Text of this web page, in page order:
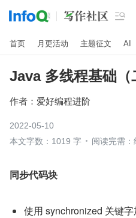

首页 月更活动 主题征文 AI
Java 多线程基础（
作者： 爱好编程进阶
2022-05-10
本文字数：1019 字
阅读完需：
同步代码块
使用 synchronized 关键